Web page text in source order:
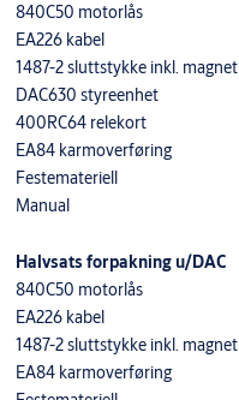
840C50 motorlås
EA226 kabel
1487-2 sluttstykke inkl. magnet
DAC630 styreenhet
400RC64 relekort
EA84 karmoverføring
Festemateriell
Manual
Halvsats forpakning u/DAC
840C50 motorlås
EA226 kabel
1487-2 sluttstykke inkl. magnet
EA84 karmoverføring